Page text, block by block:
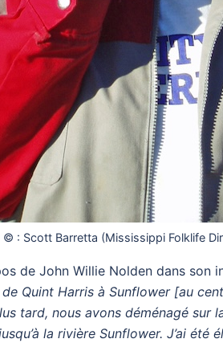
© : Scott Barretta (Mississippi Folklife
de John Willie Nolden dans son
Quint Harris à Sunflower [au
tard, nous avons déménagé sur
la rivière Sunflower. J’ai été